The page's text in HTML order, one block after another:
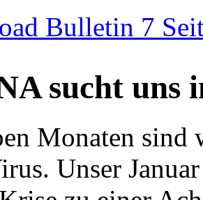
Bulletin 7
sucht uns
Monaten
Unser